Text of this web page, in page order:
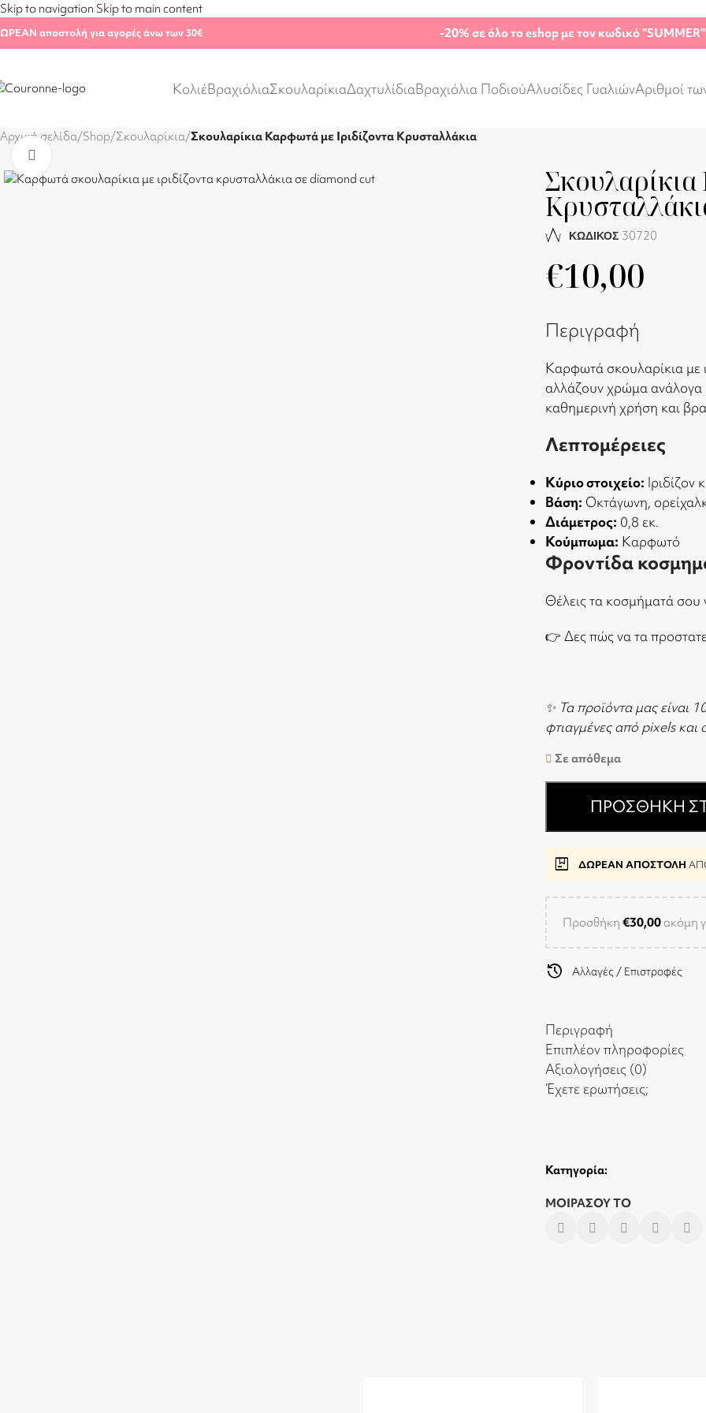
Skip to navigation Skip to main content
αποστολή για αγορές άνω των 30€ -20% σε όλο το eshop με τον κωδικό "SUMMER"
ΚολιέΒραχιόλιαΣκουλαρίκιαΔαχτυλίδιαΒραχιόλια ΠοδιούΑλυσίδες ΓυαλιώνΑριθμοί
Αρχική σελίδα/Shop/Σκουλαρίκια/Σκουλαρίκια Καρφωτά με Ιριδίζοντα Κρυσταλλάκια
ΚΩΔΙΚΟΣ 30720
€10,00
Περιγραφή
Καρφωτά σκουλαρίκια με
αλλάζουν χρώμα ανάλογα
καθημερινή χρήση και
Λεπτομέρειες
Κύριο στοιχείο:
Βάση: Οκτάγωνη,
Διάμετρος: 0,8 εκ.
Κούμπωμα: Καρφωτό
Φροντίδα
Θέλεις τα κοσμήματά
👉 Δες πώς να τα
✨ Τα προϊόντα μας είναι
φτιαγμένες από pixels και
Σε απόθεμα
ΠΡΟΣΘΉΚΗ
package ΔΩΡΕΑΝ ΑΠΟΣΤΟΛΗ
Προσθήκη €30,00 ακόμη
history Αλλαγές / Επιστροφές
Περιγραφή
Επιπλέον πληροφορίες
Αξιολογήσεις (0)
Έχετε ερωτήσεις;
Κατηγορία:
ΜΟΙΡΑΣΟΥ ΤΟ